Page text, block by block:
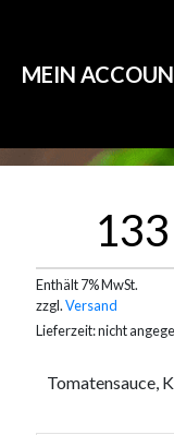
MEIN
Enthält 7% MwSt.
zzgl.Versand
Lieferzeit: nicht
Tomatensauce,